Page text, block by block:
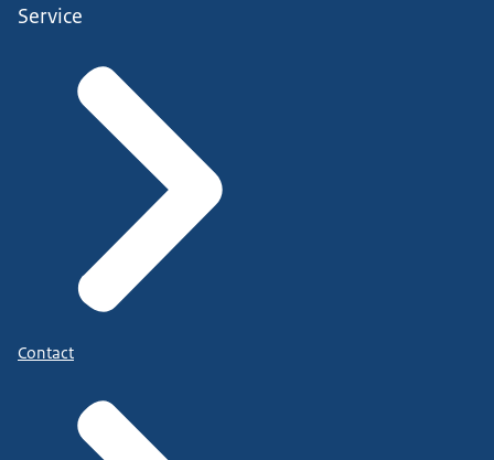
Service
Contact